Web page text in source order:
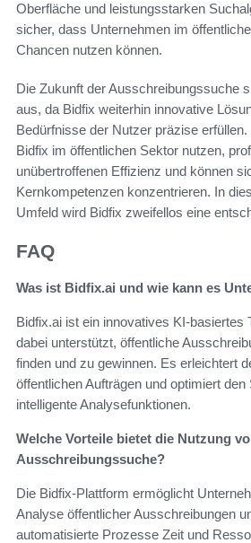
Oberfläche und leistungsstarken
sicher, dass Unternehmen im
Chancen nutzen können.
Die Zukunft der Ausschreibungssuche
aus, da Bidfix weiterhin innovative
Bedürfnisse der Nutzer präzise
Bidfix im öffentlichen Sektor nutzen,
unübertroffenen Effizienz und können
Kernkompetenzen konzentrieren. In
Umfeld wird Bidfix zweifellos eine
FAQ
Was ist Bidfix.ai und wie kann es
Bidfix.ai ist ein innovatives KI-basiertes
dabei unterstützt, öffentliche
finden und zu gewinnen. Es erleichtert
öffentlichen Aufträgen und optimiert
intelligente Analysefunktionen.
Welche Vorteile bietet die Nutzung
Ausschreibungssuche?
Die Bidfix-Plattform ermöglicht
Analyse öffentlicher Ausschreibungen
automatisierte Prozesse Zeit und